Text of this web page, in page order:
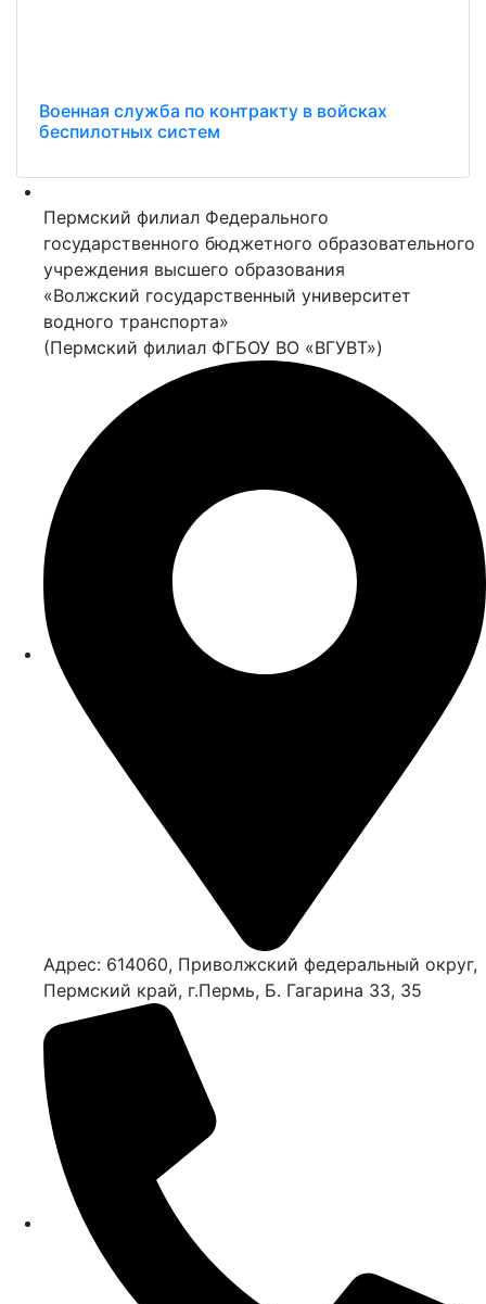
Военная служба по контракту в войсках
беспилотных систем
Пермский филиал Федерального
государственного бюджетного образовательного
учреждения высшего образования
«Волжский государственный университет
водного транспорта»
(Пермский филиал ФГБОУ ВО «ВГУВТ»)
Адрес: 614060, Приволжский федеральный округ,
Пермский край, г.Пермь, Б. Гагарина 33, 35